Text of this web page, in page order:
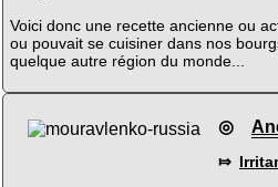
Voici donc une recette ancienne ou
ou pouvait se cuisiner dans nos
quelque autre région du monde...
◎
⤇